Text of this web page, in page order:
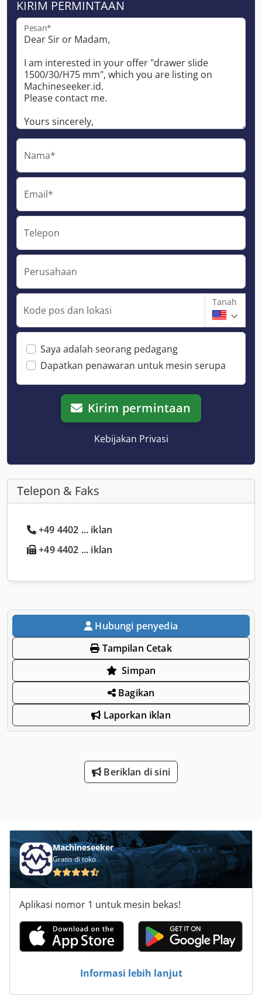
KIRIM PERMINTAAN
Pesan*
Nama*
Email*
Telepon
Perusahaan
Kode pos dan lokasi
Tanah
Saya adalah seorang pedagang
Dapatkan penawaran untuk mesin serupa
Kirim permintaan
Kebijakan Privasi
Telepon & Faks
+49 4402 ... iklan
+49 4402 ... iklan
Hubungi penyedia
Tampilan Cetak
Simpan
Bagikan
Laporkan iklan
Beriklan di sini
Machineseeker
Gratis di toko
Aplikasi nomor 1 untuk mesin bekas!
Informasi lebih lanjut